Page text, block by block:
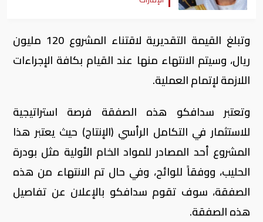
وتبلغ القيمة التقديرية لاقتناء المشروع 120 مليون
ريال، وسيتم الانتهاء منها عند القيام بكافة الإجراءات
اللازمة لإتمام العملية.
وتعتبر سدافكو هذه الصفقة فرصة استراتيجية
للاستثمار في التكامل الرأسي (الإنتاج) حيث يعتبر هذا
المشروع أحد المصادر للمواد الخام الأولية مثل بودرة
الحليب، ووفقاً للوائح، وفي حال تم الانتهاء من هذه
الصفقة، سوف تقوم سدافكو بالإعلان عن تفاصيل
هذه الصفقة.